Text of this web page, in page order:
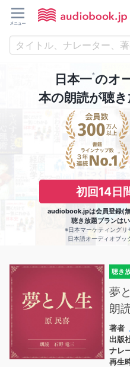
日本一※のオ
本の朗読が聴
初回14日
audiobook.jpは会員登録(無
聴き放題プランは
※日本マーケティング
日本語オーディオブッ
聴き
夢
朗読
著者
出版
ナレ
再生